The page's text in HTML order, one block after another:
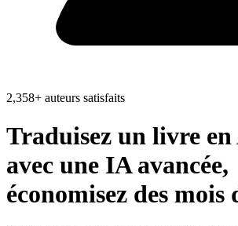
2,358+ auteurs satisfaits
Traduisez un livre en
avec une IA avancée,
économisez des mois